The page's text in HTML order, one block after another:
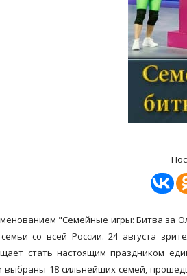
"Семейные игры: Битва за
со всей России. 24 августа
стать настоящим праздником
выбраны 18 сильнейших семей,